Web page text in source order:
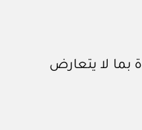
بما لا يتعارض